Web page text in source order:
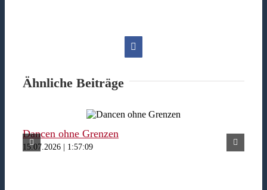
Facebook
Ähnliche Beiträge
Dancen ohne Grenzen
15.07.2026 | 1:57:09